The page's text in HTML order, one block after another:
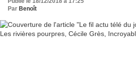
Par Benoît